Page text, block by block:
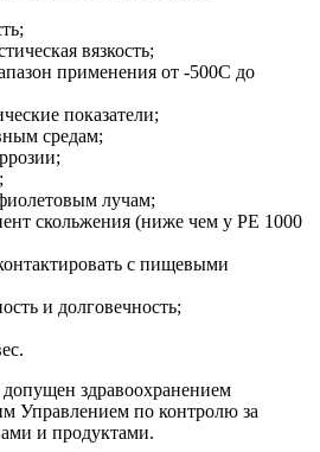
вязкость;
применения от -500С до
показатели;
средам;
лучам;
скольжения (ниже чем у PE 1000
с пищевыми
и долговечность;
здравоохранением
Управлением по контролю за
и продуктами.